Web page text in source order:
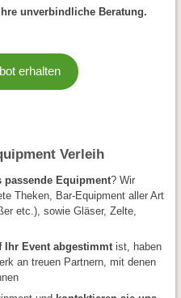
unverbindliche Beratung.
erhalten
Verleih
passende Equipment? Wir
Theken, Bar-Equipment aller Art
etc.), sowie Gläser, Zelte,
Ihr Event abgestimmtist, haben
an treuen Partnern, mit denen